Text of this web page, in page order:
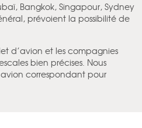
Bangkok, Singapour, Sydney
prévoient la possibilité de
d’avion et les compagnies
bien précises. Nous
correspondant pour